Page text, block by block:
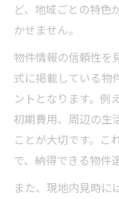
ど、地域ごとの特色
かせません。
物件情報の信頼性を
式に掲載している物
ントとなります。例
初期費用、周辺の生
ことが大切です。こ
で、納得できる物件
また、現地内見時に